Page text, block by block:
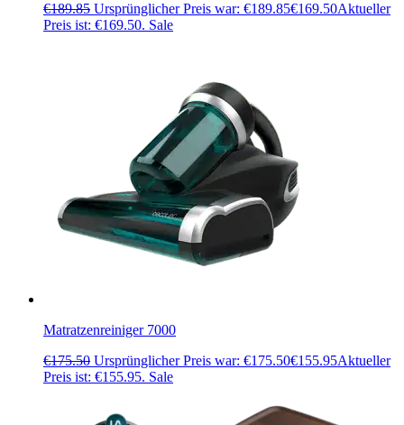
€189.85 Ursprünglicher Preis war: €189.85€169.50Aktueller
Preis ist: €169.50. Sale
Matratzenreiniger 7000
€175.50 Ursprünglicher Preis war: €175.50€155.95Aktueller
Preis ist: €155.95. Sale